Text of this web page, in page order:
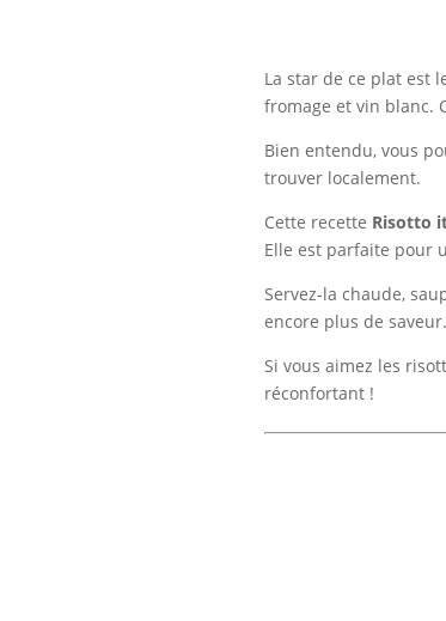
La star de ce plat est
fromage et vin blanc.
Bien entendu, vous
trouver localement.
Cette recette Risotto
Elle est parfaite pour
Servez-la chaude,
encore plus de saveur.
Si vous aimez les
réconfortant !